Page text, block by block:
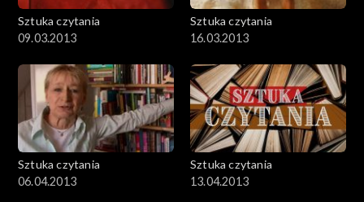
Sztuka czytania
09.03.2013
Sztuka czytania
16.03.2013
Sztuka czytania
06.04.2013
Sztuka czytania
13.04.2013